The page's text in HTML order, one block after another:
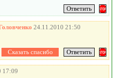
24.11.2010 21:50
17:09